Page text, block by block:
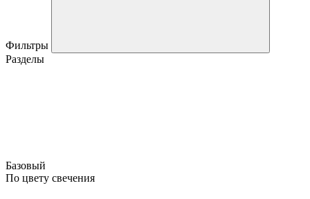
Фильтры
Разделы
Базовый
По цвету свечения